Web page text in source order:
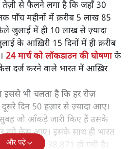
तेज़ी से फैलने लगा है कि जहाँ 30
पाँच महीनों में क़रीब 5 लाख 85
जुलाई में ही 10 लाख से ज़्यादा
के आख़िरी 15 दिनों में ही क़रीब
24 मार्च को लॉकडाउन की घोषणाके
दर्ज करने वाले भारत में आख़िर
इससे भी चलता है कि हर रोज़
दिन 50 हज़ार से ज़्यादा आए।
सुबह जो आँकड़े जारी किए हैं उसके
नये केस आए। इसके साथ ही भारत
बढ़कर 16,38,871 हो गयी है।
और पढ़ें